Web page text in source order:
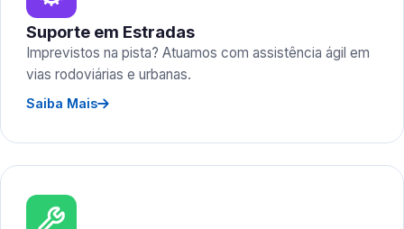
Suporte em Estradas
Imprevistos na pista? Atuamos com assistência ágil em
vias rodoviárias e urbanas.
Saiba Mais